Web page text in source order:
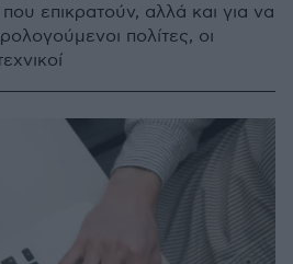
επικρατούν, αλλά και για να
πολίτες, οι